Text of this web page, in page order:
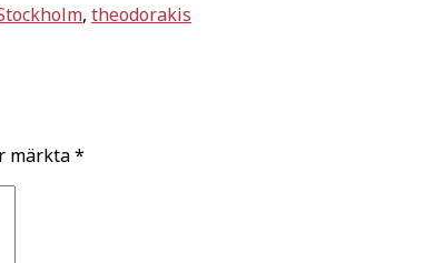
, theodorakis
märkta*